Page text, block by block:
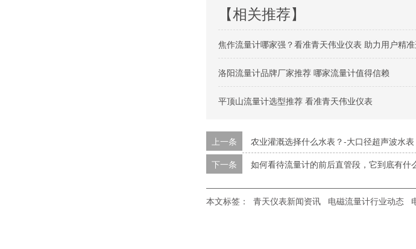
【相关推荐】
焦作流量计哪家强？看准青天伟业仪表 助力用户精
洛阳流量计品牌厂家推荐 哪家流量计值得信赖
平顶山流量计选型推荐 看准青天伟业仪表
上一条
农业灌溉选择什么水表？-大口径超声波水表
下一条 如何看待流量计的前后直管段，它到底有什
本文标签： 青天仪表新闻资讯 电磁流量计行业动态